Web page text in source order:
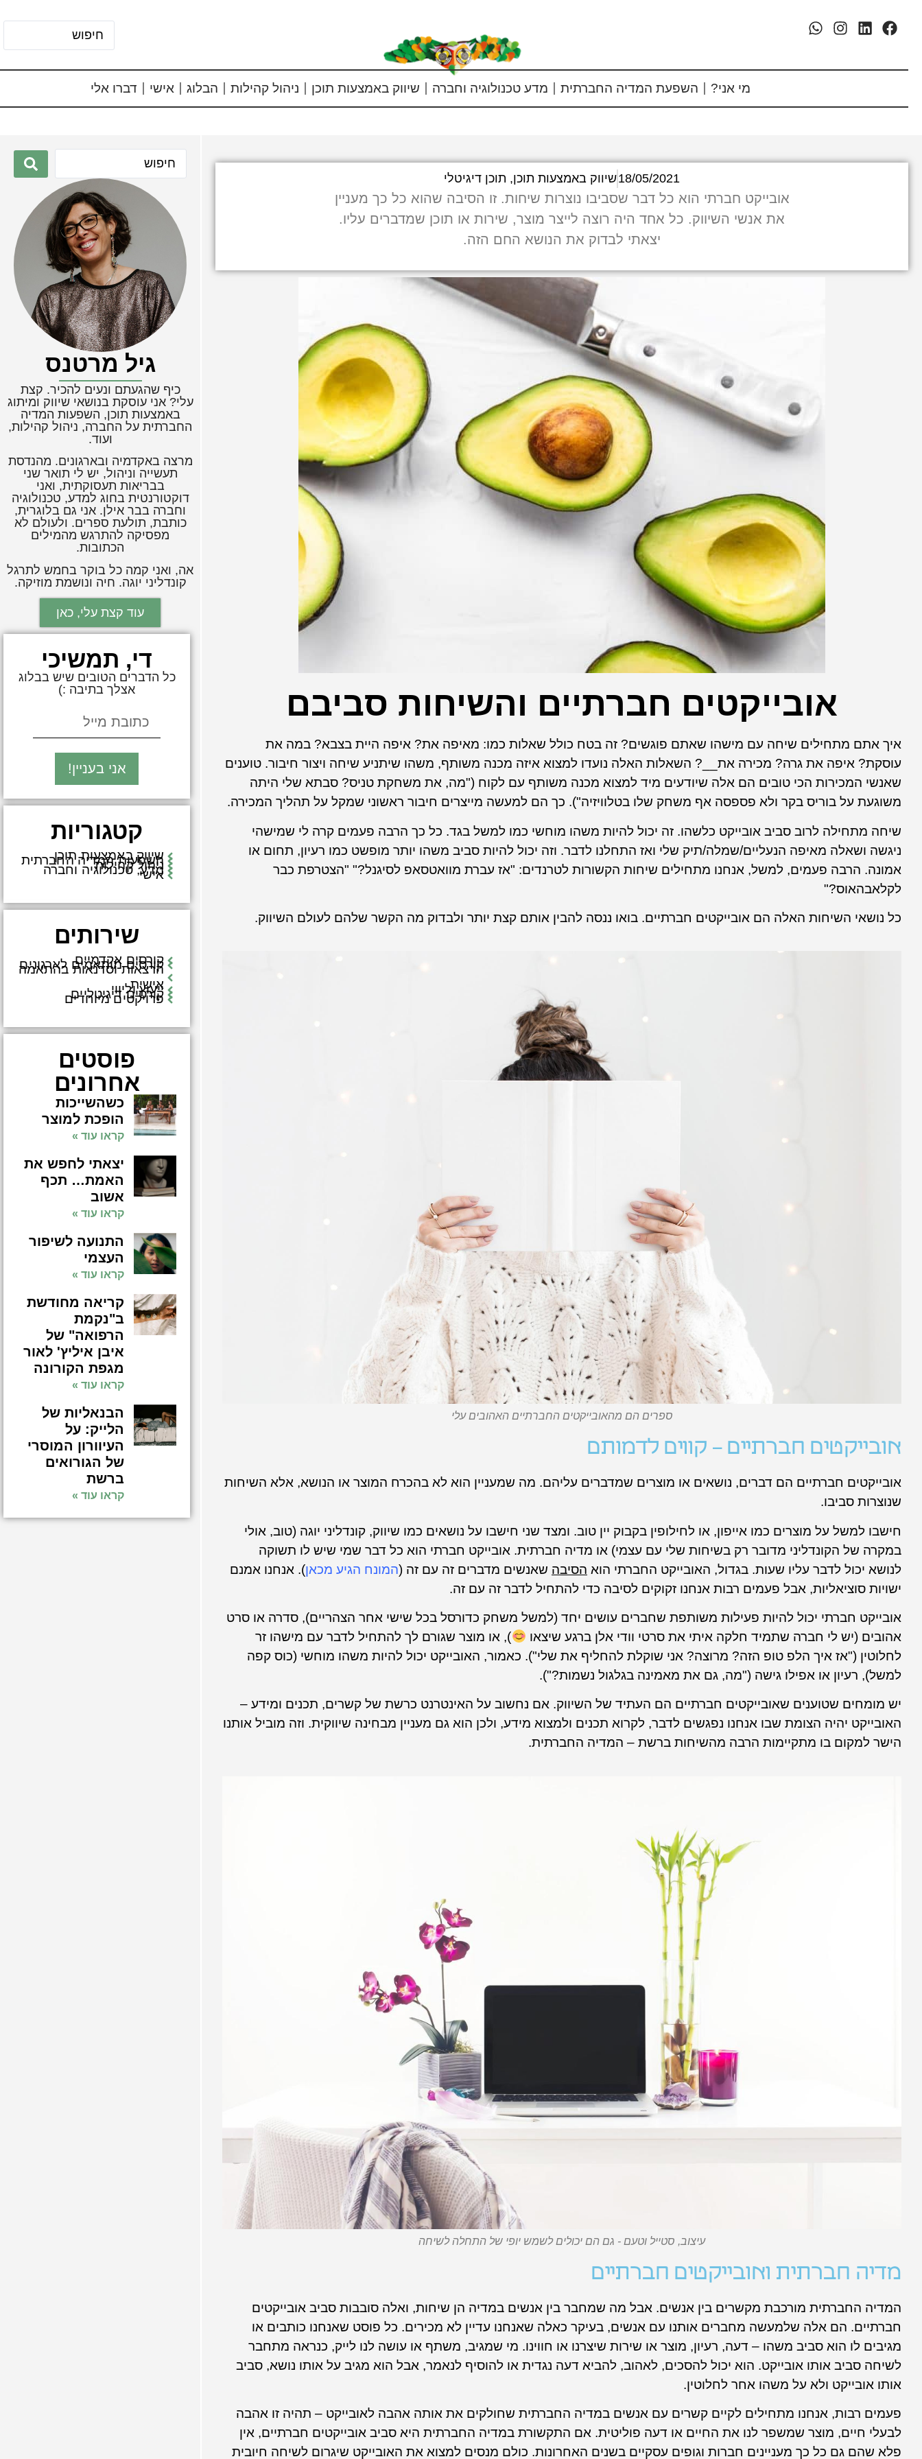
מי אני? השפעת המדיה החברתית מדע טכנולוגיה וחברה שיווק באמצעות תוכן ניהול קהילות הבלוג אישי דברו אלי
18/05/2021שיווק באמצעות תוכן, תוכן דיגיטלי
אובייקט חברתי הוא כל דבר שסביבו נוצרות שיחות. זו הסיבה שהוא כל כך מעניין
את אנשי השיווק. כל אחד היה רוצה לייצר מוצר, שירות או תוכן שמדברים עליו.
יצאתי לבדוק את הנושא החם הזה.
אובייקטים חברתיים והשיחות סביבם
איך אתם מתחילים שיחה עם מישהו שאתם פוגשים? זה בטח כולל שאלות כמו: מאיפה את? איפה היית בצבא? במה את
עוסקת? איפה את גרה? מכירה את__? השאלות האלה נועדו למצוא איזה מכנה משותף, משהו שיתניע שיחה ויצור חיבור. טוענים
שאנשי המכירות הכי טובים הם אלה שיודעים מיד למצוא מכנה משותף עם לקוח ("מה, את משחקת טניס? סבתא שלי היתה
משוגעת על בוריס בקר ולא פספסה אף משחק שלו בטלוויזיה"). כך הם למעשה מייצרים חיבור ראשוני שמקל על תהליך המכירה.
שיחה מתחילה לרוב סביב אובייקט כלשהו. זה יכול להיות משהו מוחשי כמו למשל בגד. כל כך הרבה פעמים קרה לי שמישהי
ניגשה ושאלה מאיפה הנעליים/שמלה/תיק שלי ואז התחלנו לדבר. וזה יכול להיות סביב משהו יותר מופשט כמו רעיון, תחום או
אמונה. הרבה פעמים, למשל, אנחנו מתחילים שיחות הקשורות לטרנדים: "אז עברת מוואטסאפ לסיגנל?" "הצטרפת כבר
לקלאבהאוס?"
כל נושאי השיחות האלה הם אובייקטים חברתיים. בואו ננסה להבין אותם קצת יותר ולבדוק מה הקשר שלהם לעולם השיווק.
ספרים הם מהאובייקטים החברתיים האהובים עלי
אובייקטים חברתיים – קווים לדמותם
אובייקטים חברתיים הם דברים, נושאים או מוצרים שמדברים עליהם. מה שמעניין הוא לא בהכרח המוצר או הנושא, אלא השיחות
שנוצרות סביבו.
חישבו למשל על מוצרים כמו אייפון, או לחילופין בקבוק יין טוב. ומצד שני חישבו על נושאים כמו שיווק, קונדליני יוגה (טוב, אולי
במקרה של הקונדליני מדובר רק בשיחות שלי עם עצמי) או מדיה חברתית. אובייקט חברתי הוא כל דבר שמי שיש לו תשוקה
לנושא יכול לדבר עליו שעות. בגדול, האובייקט החברתי הוא הסיבה שאנשים מדברים זה עם זה (המונח הגיע מכאן). אנחנו אמנם
ישויות סוציאליות, אבל פעמים רבות אנחנו זקוקים לסיבה כדי להתחיל לדבר זה עם זה.
אובייקט חברתי יכול להיות פעילות משותפת שחברים עושים יחד (למשל משחק כדורסל בכל שישי אחר הצהריים), סדרה או סרט
אהובים (יש לי חברה שתמיד חלקה איתי את סרטי וודי אלן ברגע שיצאו
), או מוצר שגורם לך להתחיל לדבר עם מישהו זר
לחלוטין ("אז איך הלפ טופ הזה? מרוצה? אני שוקלת להחליף את שלי"). כאמור, האובייקט יכול להיות משהו מוחשי (כוס קפה
למשל), רעיון או אפילו גישה ("מה, גם את מאמינה בגלגול נשמות?").
יש מומחים שטוענים שאובייקטים חברתיים הם העתיד של השיווק. אם נחשוב על האינטרנט כרשת של קשרים, תכנים ומידע –
האובייקט יהיה הצומת שבו אנחנו נפגשים לדבר, לקרוא תכנים ולמצוא מידע, ולכן הוא גם מעניין מבחינה שיווקית. וזה מוביל אותנו
הישר למקום בו מתקיימות הרבה מהשיחות ברשת – המדיה החברתית.
עיצוב, סטייל וטעם - גם הם יכולים לשמש יופי של התחלה לשיחה
מדיה חברתית ואובייקטים חברתיים
המדיה החברתית מורכבת מקשרים בין אנשים. אבל מה שמחבר בין אנשים במדיה הן שיחות, ואלה סובבות סביב אובייקטים
חברתיים. הם אלה שלמעשה מחברים אותנו עם אנשים, בעיקר כאלה שאנחנו עדיין לא מכירים. כל פוסט שאנחנו כותבים או
מגיבים לו הוא סביב משהו – דעה, רעיון, מוצר או שירות שיצרנו או חווינו. מי שמגיב, משתף או עושה לנו לייק, כנראה מתחבר
לשיחה סביב אותו אובייקט. הוא יכול להסכים, לאהוב, להביא דעה נגדית או להוסיף לנאמר, אבל הוא מגיב על אותו נושא, סביב
אותו אובייקט ולא על משהו אחר לחלוטין.
פעמים רבות, אנחנו מתחילים לקיים קשרים עם אנשים במדיה החברתית שחולקים את אותה אהבה לאובייקט – תהיה זו אהבה
לבעלי חיים, מוצר שמשפר לנו את החיים או דעה פוליטית. אם התקשורת במדיה החברתית היא סביב אובייקטים חברתיים, אין
פלא שהם גם כל כך מעניינים חברות וגופים עסקיים בשנים האחרונות. כולם מנסים למצוא את האובייקט שיגרום לשיחה חיובית
גיל מרטנס
כיף שהגעתם ונעים להכיר. קצת
עלי? אני עוסקת בנושאי שיווק ומיתוג
באמצעות תוכן, השפעות המדיה
החברתית על החברה, ניהול קהילות,
ועוד.
מרצה באקדמיה ובארגונים. מהנדסת
תעשייה וניהול, יש לי תואר שני
בבריאות תעסוקתית, ואני
דוקטורנטית בחוג למדע, טכנולוגיה
וחברה בבר אילן. אני גם בלוגרית,
כותבת, תולעת ספרים. ולעולם לא
מפסיקה להתרגש מהמילים
הכתובות.
אה, ואני קמה כל בוקר בחמש לתרגל
קונדליני יוגה. חיה ונושמת מוזיקה.
עוד קצת עלי, כאן
די, תמשיכי
כל הדברים הטובים שיש בבלוג
אצלך בתיבה :)
אני בעניין!
קטגוריות
שיווק באמצעות תוכן
השפעות המדיה החברתית
ניהול קהילות
מדע, טכנולוגיה וחברה
אישי
שירותים
קורסים אקדמיים
קורסים מותאמים לארגונים
הרצאות וסדנאות בהתאמה
אישית
ייעוץ וליווי
קורסים דיגיטליים
פרויקטים מיוחדים
פוסטים
אחרונים
כשהשייכות
הופכת למוצר
קראו עוד »
יצאתי לחפש את
האמת… תכף
אשוב
קראו עוד »
התנועה לשיפור
העצמי
קראו עוד »
קריאה מחודשת
ב"נקמת
הרפואה" של
איבן איליץ' לאור
מגפת הקורונה
קראו עוד »
הבנאליות של
הלייק: על
העיוורון המוסרי
של הגורואים
ברשת
קראו עוד »